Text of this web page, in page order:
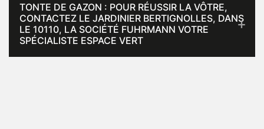
TONTE DE GAZON : POUR RÉUSSIR LA VÔTRE,
CONTACTEZ LE JARDINIER BERTIGNOLLES, DANS
LE 10110, LA SOCIÉTÉ FUHRMANN VOTRE
SPÉCIALISTE ESPACE VERT